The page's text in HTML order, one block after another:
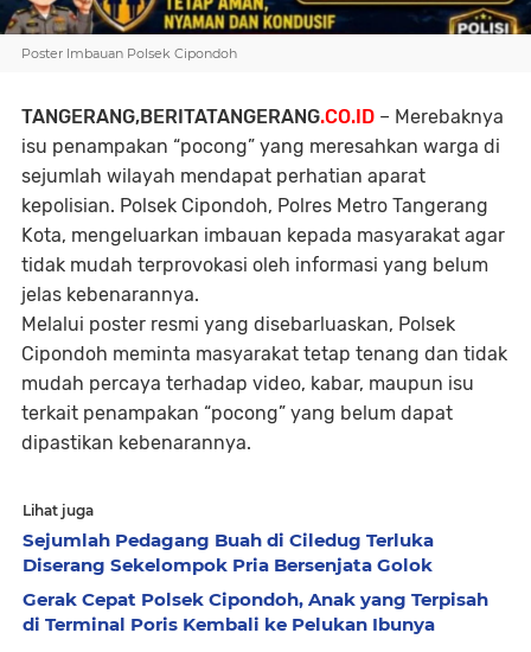
Poster Imbauan Polsek Cipondoh
TANGERANG,BERITATANGERANG.CO.ID – Merebaknya
isu penampakan “pocong” yang meresahkan warga di
sejumlah wilayah mendapat perhatian aparat
kepolisian. Polsek Cipondoh, Polres Metro Tangerang
Kota, mengeluarkan imbauan kepada masyarakat agar
tidak mudah terprovokasi oleh informasi yang belum
jelas kebenarannya.
Melalui poster resmi yang disebarluaskan, Polsek
Cipondoh meminta masyarakat tetap tenang dan tidak
mudah percaya terhadap video, kabar, maupun isu
terkait penampakan “pocong” yang belum dapat
dipastikan kebenarannya.
Lihat juga
Sejumlah Pedagang Buah di Ciledug Terluka
Diserang Sekelompok Pria Bersenjata Golok
Gerak Cepat Polsek Cipondoh, Anak yang Terpisah
di Terminal Poris Kembali ke Pelukan Ibunya